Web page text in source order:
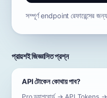
সম্পূর্ণ endpoint রেফারেন্সের
প্রায়শই জিজ্ঞাসিত প্রশ্ন
API টোকেন কোথায় পাব?